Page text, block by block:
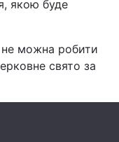
якою буде
можна робити
свято за